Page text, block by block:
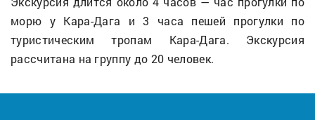
морю у Кара-Дага и 3 часа пешей прогулки по
туристическим тропам Кара-Дага. Экскурсия
рассчитана на группу до 20 человек.